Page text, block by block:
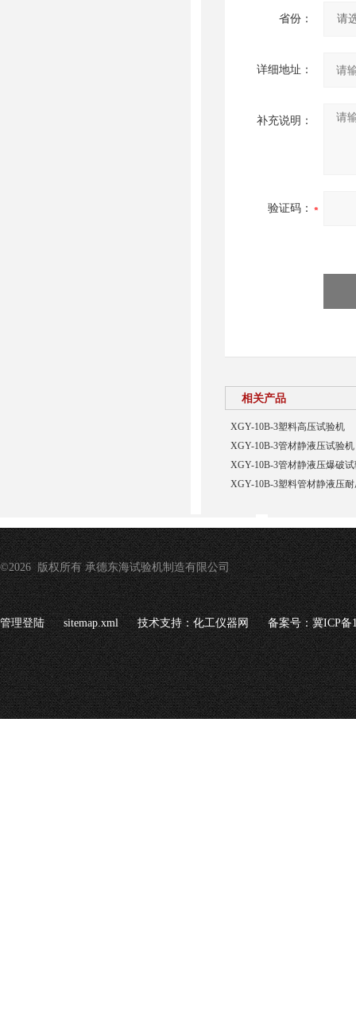
省份：
详细地址：
补充说明：
验证码：
相关产品
XGY-10B-3塑料高压试验机
XGY-10B-3管材静液压试验机
XGY-10B-3管材静液压爆破
XGY-10B-3塑料管材静液压
©2026 版权所有 承德东海试验机制造有限公司
管理登陆 sitemap.xml 技术支持：化工仪器网 备案号：冀ICP备